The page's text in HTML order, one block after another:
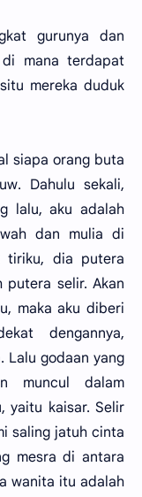
gurunya dan
mana terdapat
mereka duduk
siapa orang buta
Dahulu sekali,
lalu, aku adalah
dan mulia di
tiriku, dia putera
putera selir. Akan
maka aku diberi
dengannya,
Lalu godaan yang
muncul dalam
yaitu kaisar. Selir
saling jatuh cinta
mesra di antara
wanita itu adalah